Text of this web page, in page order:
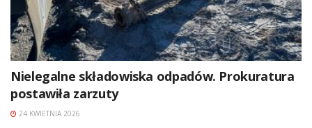
Nielegalne składowiska odpadów. Prokuratura
postawiła zarzuty
24 KWIETNIA 2026